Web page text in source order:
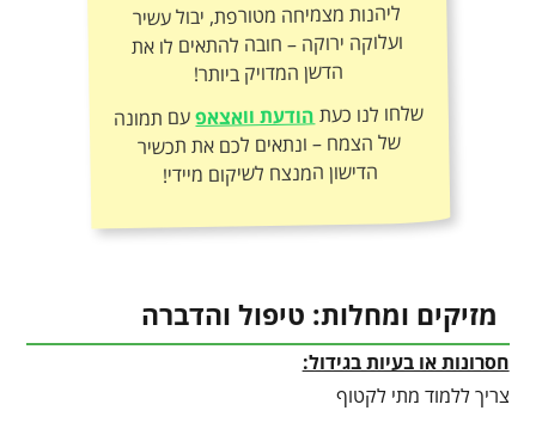
הדשן המדויק ביותר!
שלחו לנו כעתהודעת וואצאפעם תמונה
של הצמח – ונתאים לכם את תכשיר
הדישון המנצח לשיקום מיידי!
מזיקים ומחלות: טיפול והדברה
חסרונות או בעיות בגידול:
צריך ללמוד מתי לקטוף